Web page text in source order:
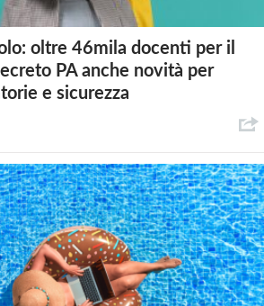
oltre 46mila docenti per il
PA anche novità per
e sicurezza